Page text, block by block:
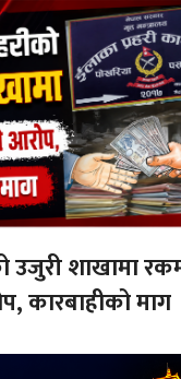
उजुरी शाखामा
कारबाहीको माग